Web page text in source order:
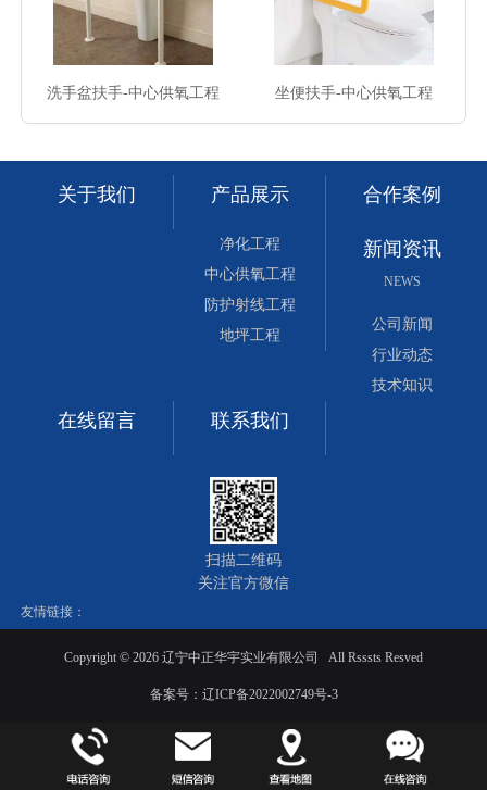
洗手盆扶手-中心供氧工程 坐便扶手-中心供氧工程
关于我们 产品展示
净化工程
中心供氧工程
防护射线工程
地坪工程
合作案例
新闻资讯
NEWS
公司新闻
行业动态
技术知识
在线留言 联系我们
扫描二维码
关注官方微信
友情链接：
Copyright © 2026 辽宁中正华宇实业有限公司 All Rsssts Resved
备案号： 辽ICP备2022002749号-3